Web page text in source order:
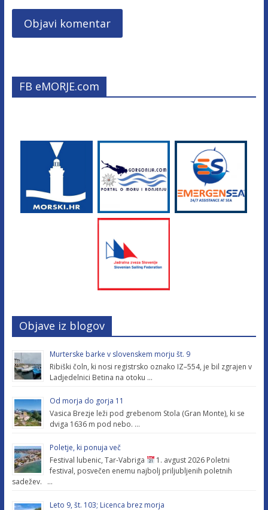
FB eMORJE.com
Objave iz blogov
Murterske barke v slovenskem morju št. 9
Ribiški čoln, ki nosi registrsko oznako IZ–554, je bil zgrajen v
Ladjedelnici Betina na otoku …
Od morja do gorja 11
Vasica Brezje leži pod grebenom Stola (Gran Monte), ki se
dviga 1636 m pod nebo. …
Poletje, ki ponuja več
Festival lubenic, Tar-Vabriga
1. avgust 2026 Poletni
festival, posvečen enemu najbolj priljubljenih poletnih
sadežev. …
Leto 9, št. 103; Licenca brez morja